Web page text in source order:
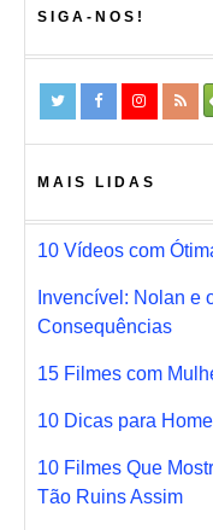
SIGA-NOS!
MAIS LIDAS
10 Vídeos com
Invencível: Nolan e
Consequências
15 Filmes com
10 Dicas para
10 Filmes Que
Tão Ruins Assim